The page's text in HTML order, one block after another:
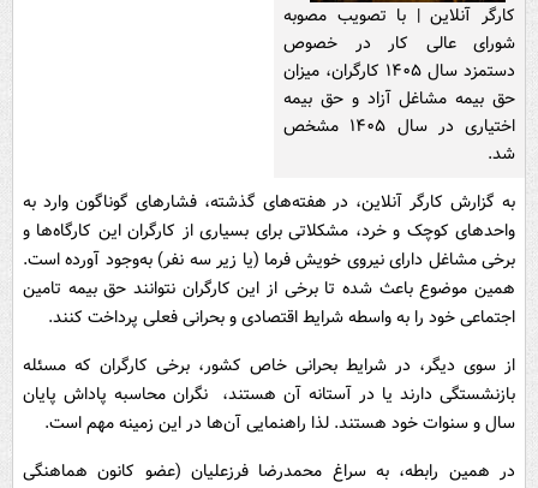
کارگر آنلاین | با تصویب مصوبه
شورای عالی کار در خصوص
دستمزد سال ۱۴۰۵ کارگران، میزان
حق بیمه مشاغل آزاد و حق بیمه
اختیاری در سال ۱۴۰۵ مشخص
شد.
به گزارش کارگر آنلاین، در هفته‌های گذشته، فشارهای گوناگون وارد به
واحدهای کوچک و خرد، مشکلاتی برای بسیاری از کارگران این کارگاه‌ها و
برخی مشاغل دارای نیروی خویش فرما (یا زیر سه نفر) به‌وجود آورده است.
همین موضوع باعث شده تا برخی از این کارگران نتوانند حق بیمه تامین
اجتماعی خود را به واسطه شرایط اقتصادی و بحرانی فعلی پرداخت کنند.
از سوی دیگر، در شرایط بحرانی خاص کشور، برخی کارگران که مسئله
بازنشستگی دارند یا در آستانه آن هستند، نگران محاسبه پاداش پایان
سال و سنوات خود هستند. لذا راهنمایی آن‌ها در این زمینه مهم است.
در همین رابطه، به سراغ محمدرضا فرزعلیان (عضو کانون هماهنگی